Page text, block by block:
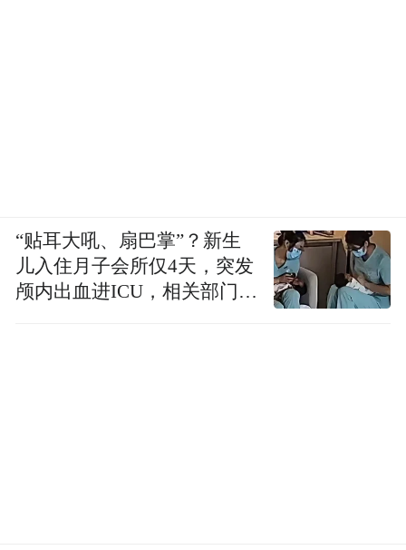
“贴耳大吼、扇巴掌”？新生
儿入住月子会所仅4天，突发
颅内出血进ICU，相关部门已